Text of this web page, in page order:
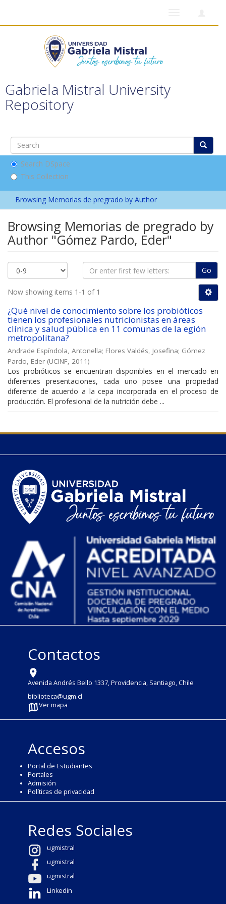
Gabriela Mistral University
Repository
Search DSpace
This Collection
Browsing Memorias de pregrado by Author
Browsing Memorias de pregrado by
Author "Gómez Pardo, Eder"
Go
Now showing items 1-1 of 1
¿Qué nivel de conocimiento sobre los probióticos
tienen los profesionales nutricionistas en áreas
clínica y salud pública en 11 comunas de la egión
metropolitana?
Andrade Espíndola, Antonella; Flores Valdés, Josefina; Gómez
Pardo, Eder (UCINF, 2011)
Los probióticos se encuentran disponibles en el mercado en
diferentes presentaciones, cada uno posee una propiedad
diferente de acuerdo a la cepa incorporada en el proceso de
producción. El profesional de la nutrición debe ...
Contactos
Avenida Andrés Bello 1337, Providencia, Santiago, Chile
biblioteca@ugm.cl
Ver mapa
Accesos
Portal de Estudiantes
Portales
Admisión
Políticas de privacidad
Redes Sociales
ugmistral
ugmistral
ugmistral
Linkedin